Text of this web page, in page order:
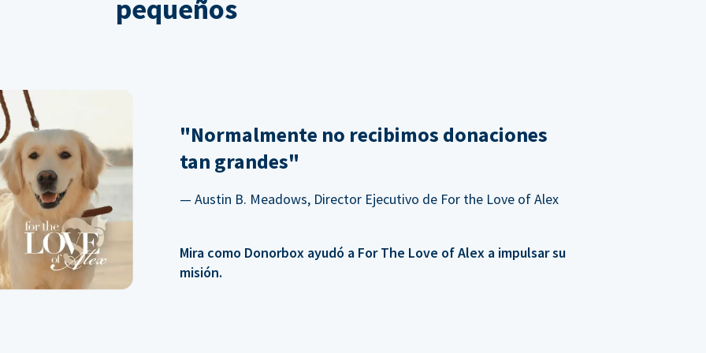
pequeños
"Normalmente no recibimos donaciones
tan grandes"
— Austin B. Meadows, Director Ejecutivo de For the Love of Alex
Mira como Donorbox ayudó a For The Love of Alex a impulsar su
misión.